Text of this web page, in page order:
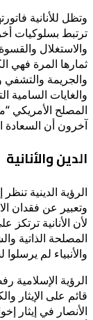
وتظل للأنانية
ترتبط بسلوكيات
والاستغلال
ثمارها المرة فهي
والجريمة والتشفي
والغايات السامية
المصلح الأمريكي
آخرون أن
الدين والأنانية
الرؤية الدينية
وتعبير عن فقدان
لأن الأنانية
المصلحة الذاتية
والأنبياء لم
الرؤية الإسلامية
قائم على الإيثار
الأنصار في إيثار